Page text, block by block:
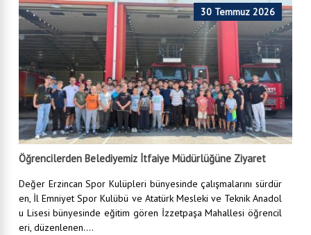
30 Temmuz 2026
Öğrencilerden Belediyemiz İtfaiye Müdürlüğüne Ziyaret
Değer Erzincan Spor Kulüpleri bünyesinde çalışmalarını sürdür
en, İl Emniyet Spor Kulübü ve Atatürk Mesleki ve Teknik Anadol
u Lisesi bünyesinde eğitim gören İzzetpaşa Mahallesi öğrencil
eri, düzenlenen....